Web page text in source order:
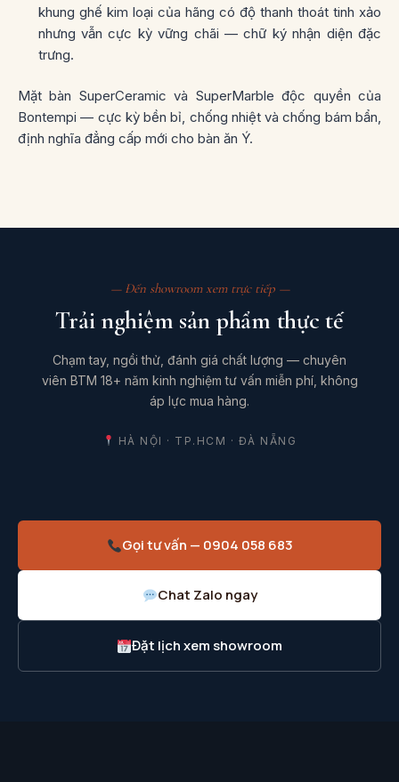
khung ghế kim loại của hãng có độ thanh thoát tinh xảo
nhưng vẫn cực kỳ vững chãi — chữ ký nhận diện đặc
trưng.
Mặt bàn SuperCeramic và SuperMarble độc quyền của
Bontempi — cực kỳ bền bỉ, chống nhiệt và chống bám bẩn,
định nghĩa đẳng cấp mới cho bàn ăn Ý.
— Đến showroom xem trực tiếp —
Trải nghiệm sản phẩm thực tế
Chạm tay, ngồi thử, đánh giá chất lượng — chuyên
viên BTM 18+ năm kinh nghiệm tư vấn miễn phí, không
áp lực mua hàng.
HÀ NỘI · TP.HCM · ĐÀ NẴNG
Gọi tư vấn — 0904 058 683
Chat Zalo ngay
Đặt lịch xem showroom